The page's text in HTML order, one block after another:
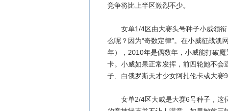
竞争将比上半区激烈不少。
女单1/4区由大赛头号种子小威领衔
么呢？因为“奇数定律”。在小威征战澳
年），2010年是偶数年，小威能打破
卡。小威如果正常发挥，前四轮她不
子、白俄罗斯天才少女阿扎伦卡或大赛
女单2/4区大威是大赛6号种子，这